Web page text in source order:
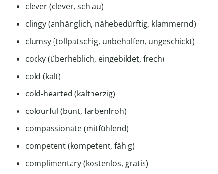
clever (clever, schlau)
clingy (anhänglich, nähebedürftig, klammernd)
clumsy (tollpatschig, unbeholfen, ungeschickt)
cocky (überheblich, eingebildet, frech)
cold (kalt)
cold-hearted (kaltherzig)
colourful (bunt, farbenfroh)
compassionate (mitfühlend)
competent (kompetent, fähig)
complimentary (kostenlos, gratis)